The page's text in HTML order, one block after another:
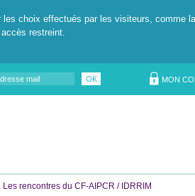
choix effectués par les visiteurs, comme
restreint.
OK MON
Les rencontres du CF-AIPCR / IDRRIM